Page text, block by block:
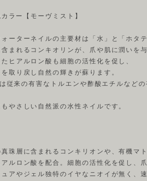
ラー【モーヴミスト】
ーターネイルの主要材は「水」と「ホタ
まれるコンキオリンが、爪や肌に潤いを
ヒアルロン酸も細胞の活性化を促し、
取り戻し自然の輝きが蘇ります。
従来の有害なトルエンや酢酸エチルなど
やさしい自然派の水性ネイルです。
珠層に含まれるコンキリオンや、有機マ
ルロン酸を配合。細胞の活性化を促し、
ュアやジェル独特のイヤなニオイが無く、